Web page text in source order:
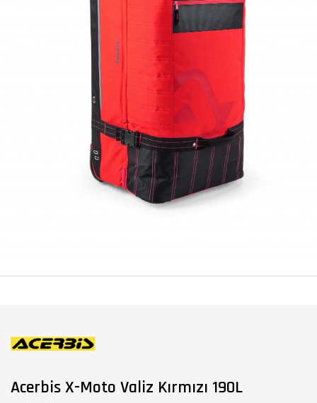
Acerbis X-Moto Valiz Kırmızı 190L